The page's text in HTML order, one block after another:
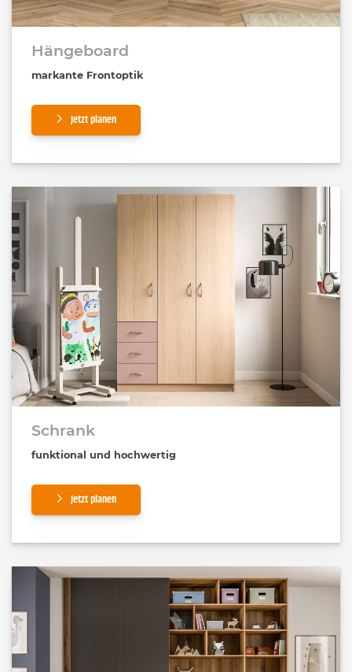
Hängeboard
markante Frontoptik
Jetzt planen
Schrank
funktional und hochwertig
Jetzt planen